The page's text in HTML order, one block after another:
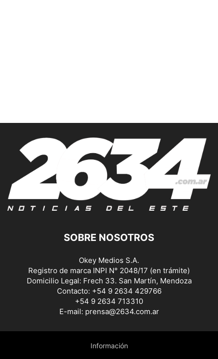
SOBRE NOSOTROS
Okey Medios S.A.
Registro de marca INPI N° 2048/17 (en trámite)
Domicilio Legal: Frech 33. San Martín, Mendoza
Contacto: +54 9 2634 429766
+54 9 2634 713310
E-mail: prensa@2634.com.ar
Información